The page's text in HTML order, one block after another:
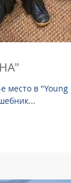
место в